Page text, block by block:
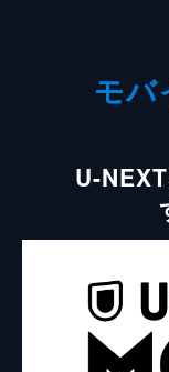
モ
U-